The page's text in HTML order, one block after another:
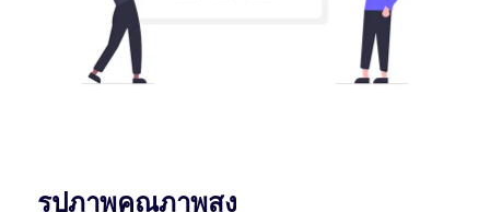
รูปภาพคุณภาพสูง